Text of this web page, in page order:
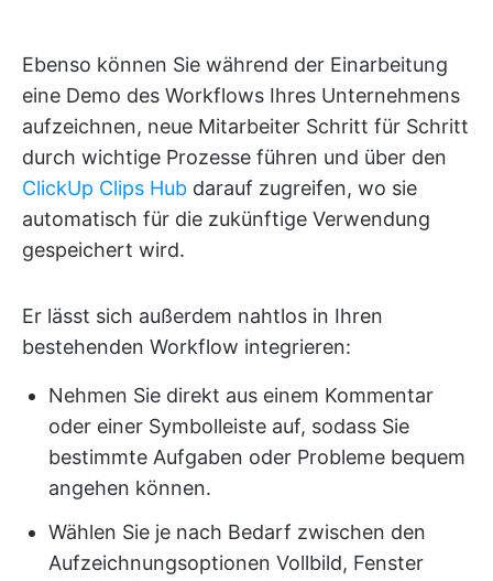
Ebenso können Sie während der Einarbeitung
eine Demo des Workflows Ihres Unternehmens
aufzeichnen, neue Mitarbeiter Schritt für Schritt
durch wichtige Prozesse führen und über den
ClickUp Clips Hub darauf zugreifen, wo sie
automatisch für die zukünftige Verwendung
gespeichert wird.
Er lässt sich außerdem nahtlos in Ihren
bestehenden Workflow integrieren:
Nehmen Sie direkt aus einem Kommentar
oder einer Symbolleiste auf, sodass Sie
bestimmte Aufgaben oder Probleme bequem
angehen können.
Wählen Sie je nach Bedarf zwischen den
Aufzeichnungsoptionen Vollbild, Fenster